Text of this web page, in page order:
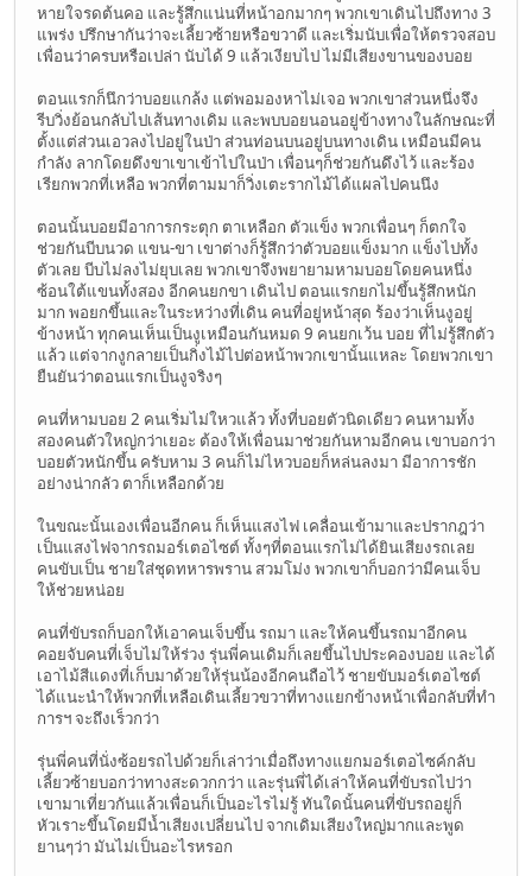
หายใจรดต้นคอ และรู้สึกแน่นที่หน้าอกมากๆ พวกเขาเดินไปถึงทาง 3
แพร่ง ปรึกษากันว่าจะเลี้ยวซ้ายหรือขวาดี และเริ่มนับเพื่อให้ตรวจสอบ
เพื่อนว่าครบหรือเปล่า นับได้ 9 แล้วเงียบไป ไม่มีเสียงขานของบอย
ตอนแรกก็นึกว่าบอยแกล้ง แต่พอมองหาไม่เจอ พวกเขาส่วนหนึ่งจึง
รีบวิ่งย้อนกลับไปเส้นทางเดิม และพบบอยนอนอยู่ข้างทางในลักษณะที่
ตั้งแต่ส่วนเอวลงไปอยู่ในป่า ส่วนท่อนบนอยู่บนทางเดิน เหมือนมีคน
กำลัง ลากโดยดึงขาเขาเข้าไปในป่า เพื่อนๆก็ช่วยกันดึงไว้ และร้อง
เรียกพวกที่เหลือ พวกที่ตามมาก็วิ่งเตะรากไม้ได้แผลไปคนนึง
ตอนนั้นบอยมีอาการกระตุก ตาเหลือก ตัวแข็ง พวกเพื่อนๆ ก็ตกใจ
ช่วยกันบีบนวด แขน-ขา เขาต่างก็รู้สึกว่าตัวบอยแข็งมาก แข็งไปทั้ง
ตัวเลย บีบไม่ลงไม่ยุบเลย พวกเขาจึงพยายามหามบอยโดยคนหนึ่ง
ซ้อนใต้แขนทั้งสอง อีกคนยกขา เดินไป ตอนแรกยกไม่ขึ้นรู้สึกหนัก
มาก พอยกขึ้นและในระหว่างที่เดิน คนที่อยู่หน้าสุด ร้องว่าเห็นงูอยู่
ข้างหน้า ทุกคนเห็นเป็นงูเหมือนกันหมด 9 คนยกเว้น บอย ที่ไม่รู้สึกตัว
แล้ว แต่จากงูกลายเป็นกิ่งไม้ไปต่อหน้าพวกเขานั้นแหละ โดยพวกเขา
ยืนยันว่าตอนแรกเป็นงูจริงๆ
คนที่หามบอย 2 คนเริ่มไม่ใหวแล้ว ทั้งที่บอยตัวนิดเดียว คนหามทั้ง
สองคนตัวใหญ่กว่าเยอะ ต้องให้เพื่อนมาช่วยกันหามอีกคน เขาบอกว่า
บอยตัวหนักขึ้น ครับหาม 3 คนก็ไม่ไหวบอยก็หล่นลงมา มีอาการชัก
อย่างน่ากลัว ตาก็เหลือกด้วย
ในขณะนั้นเองเพื่อนอีกคน ก็เห็นแสงไฟ เคลื่อนเข้ามาและปรากฎว่า
เป็นแสงไฟจากรถมอร์เตอไซต์ ทั้งๆที่ตอนแรกไม่ได้ยินเสียงรถเลย
คนขับเป็น ชายใส่ชุดทหารพราน สวมโม่ง พวกเขาก็บอกว่ามีคนเจ็บ
ให้ช่วยหน่อย
คนที่ขับรถก็บอกให้เอาคนเจ็บขึ้น รถมา และให้คนขึ้นรถมาอีกคน
คอยจับคนที่เจ็บไม่ให้ร่วง รุ่นพี่คนเดิมก็เลยขึ้นไปประคองบอย และได้
เอาไม้สีแดงที่เก็บมาด้วยให้รุ่นน้องอีกคนถือไว้ ชายขับมอร์เตอไซต์
ได้แนะนำให้พวกที่เหลือเดินเลี้ยวขวาที่ทางแยกข้างหน้าเพื่อกลับที่ทำ
การฯ จะถึงเร็วกว่า
รุ่นพี่คนที่นั่งซ้อยรถไปด้วยก็เล่าว่าเมื่อถึงทางแยกมอร์เตอไซค์กลับ
เลี้ยวซ้ายบอกว่าทางสะดวกกว่า และรุ่นพี่ได้เล่าให้คนที่ขับรถไปว่า
เขามาเที่ยวกันแล้วเพื่อนก็เป็นอะไรไม่รู้ ทันใดนั้นคนที่ขับรถอยู่ก็
หัวเราะขึ้นโดยมีน้ำเสียงเปลี่ยนไป จากเดิมเสียงใหญ่มากและพูด
ยานๆว่า มันไม่เป็นอะไรหรอก